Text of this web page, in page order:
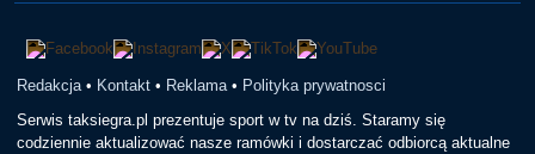
Redakcja • Kontakt • Reklama • Polityka prywatnosci
Serwis taksiegra.pl prezentuje sport w tv na dziś. Staramy się
codziennie aktualizować nasze ramówki i dostarczać odbiorcą aktualne